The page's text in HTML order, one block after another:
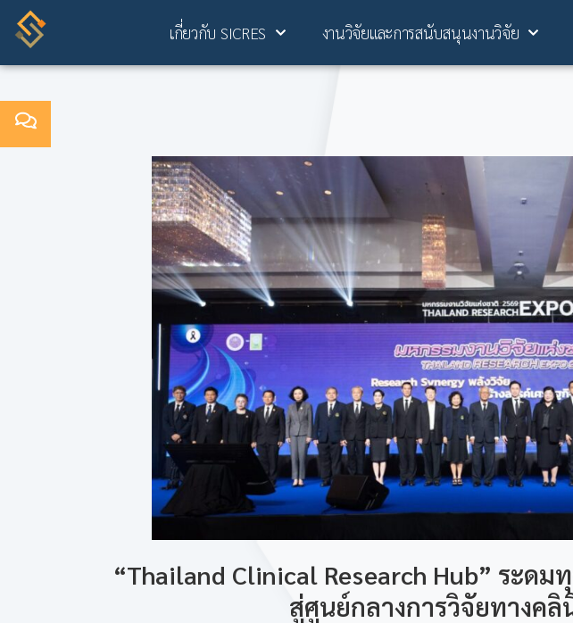
เกี่ยวกับ SICRES งานวิจัยและการสนับสนุนงานวิจัย
“Thailand Clinical Research Hub” ระด
สู่ศูนย์กลางการวิจัยทางค